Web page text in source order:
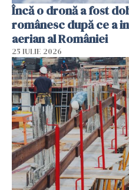
Încă o dronă a fost
românesc după ce a
aerian al României
25 IULIE 2026